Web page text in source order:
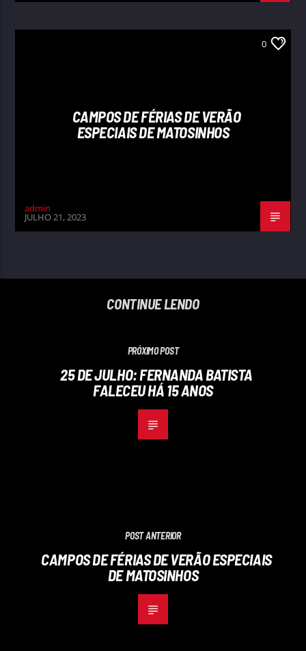
0
CAMPOS DE FÉRIAS DE VERÃO
ESPECIAIS DE MATOSINHOS
admin
JULHO 21, 2023
CONTINUE LENDO
PRÓXIMO POST
25 DE JULHO: FERNANDA BATISTA
FALECEU HÁ 15 ANOS
POST ANTERIOR
CAMPOS DE FÉRIAS DE VERÃO ESPECIAIS
DE MATOSINHOS